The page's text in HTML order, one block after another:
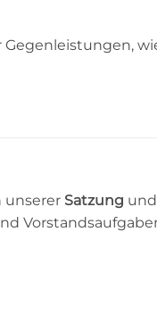
unserer Satzung